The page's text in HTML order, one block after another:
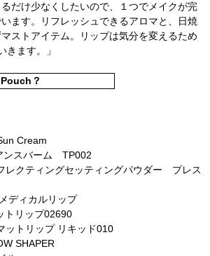
るだけ少なくしたいので、１つでメイクが完
ます。リフレッシュできるアロマと、日焼
ストアイテム。リップは気分を変えるため
きます。」
？
Cream
ンスバーム TP002
レクティングセッティングパウダー プレス
ディカルリップ
トリップ02690
ットリップ リキッド010
SHAPER